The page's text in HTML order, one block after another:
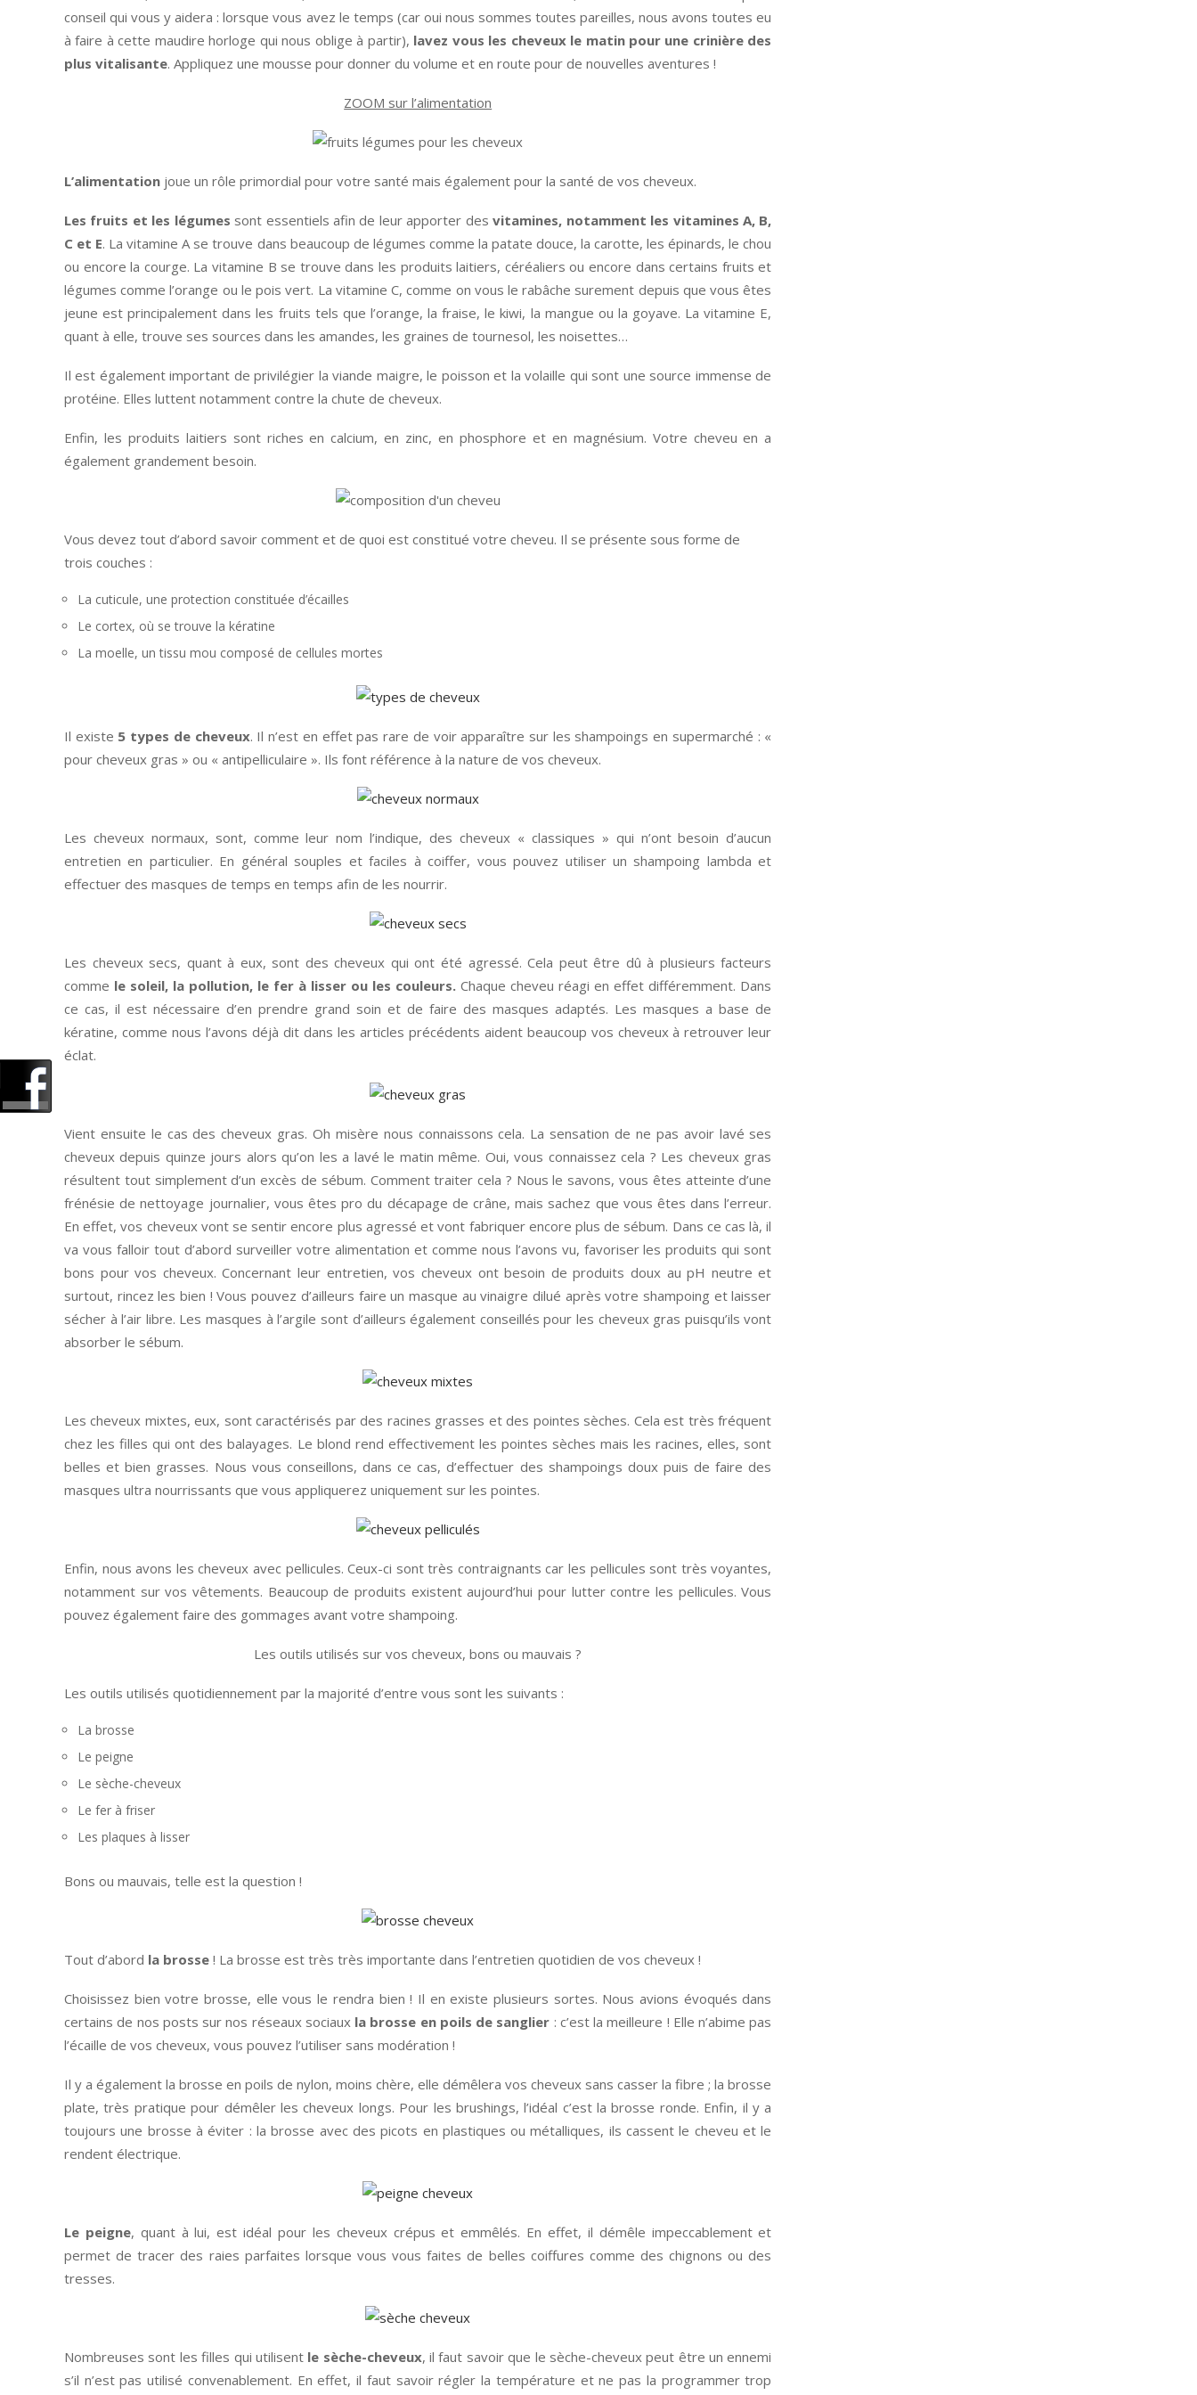
conseil qui vous y aidera : lorsque vous avez le temps (car oui nous sommes toutes pareilles, nous avons toutes eu
à faire à cette maudire horloge qui nous oblige à partir), lavez vous les cheveux le matin pour une crinière des
plus vitalisante. Appliquez une mousse pour donner du volume et en route pour de nouvelles aventures !
ZOOM sur l’alimentation
L’alimentation joue un rôle primordial pour votre santé mais également pour la santé de vos cheveux.
Les fruits et les légumes sont essentiels afin de leur apporter des vitamines, notamment les vitamines A, B,
C et E. La vitamine A se trouve dans beaucoup de légumes comme la patate douce, la carotte, les épinards, le chou
ou encore la courge. La vitamine B se trouve dans les produits laitiers, céréaliers ou encore dans certains fruits et
légumes comme l’orange ou le pois vert. La vitamine C, comme on vous le rabâche surement depuis que vous êtes
jeune est principalement dans les fruits tels que l’orange, la fraise, le kiwi, la mangue ou la goyave. La vitamine E,
quant à elle, trouve ses sources dans les amandes, les graines de tournesol, les noisettes…
Il est également important de privilégier la viande maigre, le poisson et la volaille qui sont une source immense de
protéine. Elles luttent notamment contre la chute de cheveux.
Enfin, les produits laitiers sont riches en calcium, en zinc, en phosphore et en magnésium. Votre cheveu en a
également grandement besoin.
Vous devez tout d’abord savoir comment et de quoi est constitué votre cheveu. Il se présente sous forme de
trois couches :
La cuticule, une protection constituée d’écailles
Le cortex, où se trouve la kératine
La moelle, un tissu mou composé de cellules mortes
Il existe 5 types de cheveux. Il n’est en effet pas rare de voir apparaître sur les shampoings en supermarché : «
pour cheveux gras » ou « antipelliculaire ». Ils font référence à la nature de vos cheveux.
Les cheveux normaux, sont, comme leur nom l’indique, des cheveux « classiques » qui n’ont besoin d’aucun
entretien en particulier. En général souples et faciles à coiffer, vous pouvez utiliser un shampoing lambda et
effectuer des masques de temps en temps afin de les nourrir.
Les cheveux secs, quant à eux, sont des cheveux qui ont été agressé. Cela peut être dû à plusieurs facteurs
comme le soleil, la pollution, le fer à lisser ou les couleurs. Chaque cheveu réagi en effet différemment. Dans
ce cas, il est nécessaire d’en prendre grand soin et de faire des masques adaptés. Les masques a base de
kératine, comme nous l’avons déjà dit dans les articles précédents aident beaucoup vos cheveux à retrouver leur
éclat.
Vient ensuite le cas des cheveux gras. Oh misère nous connaissons cela. La sensation de ne pas avoir lavé ses
cheveux depuis quinze jours alors qu’on les a lavé le matin même. Oui, vous connaissez cela ? Les cheveux gras
résultent tout simplement d’un excès de sébum. Comment traiter cela ? Nous le savons, vous êtes atteinte d’une
frénésie de nettoyage journalier, vous êtes pro du décapage de crâne, mais sachez que vous êtes dans l’erreur.
En effet, vos cheveux vont se sentir encore plus agressé et vont fabriquer encore plus de sébum. Dans ce cas là, il
va vous falloir tout d’abord surveiller votre alimentation et comme nous l’avons vu, favoriser les produits qui sont
bons pour vos cheveux. Concernant leur entretien, vos cheveux ont besoin de produits doux au pH neutre et
surtout, rincez les bien ! Vous pouvez d’ailleurs faire un masque au vinaigre dilué après votre shampoing et laisser
sécher à l’air libre. Les masques à l’argile sont d’ailleurs également conseillés pour les cheveux gras puisqu’ils vont
absorber le sébum.
Les cheveux mixtes, eux, sont caractérisés par des racines grasses et des pointes sèches. Cela est très fréquent
chez les filles qui ont des balayages. Le blond rend effectivement les pointes sèches mais les racines, elles, sont
belles et bien grasses. Nous vous conseillons, dans ce cas, d’effectuer des shampoings doux puis de faire des
masques ultra nourrissants que vous appliquerez uniquement sur les pointes.
Enfin, nous avons les cheveux avec pellicules. Ceux-ci sont très contraignants car les pellicules sont très voyantes,
notamment sur vos vêtements. Beaucoup de produits existent aujourd’hui pour lutter contre les pellicules. Vous
pouvez également faire des gommages avant votre shampoing.
Les outils utilisés sur vos cheveux, bons ou mauvais ?
Les outils utilisés quotidiennement par la majorité d’entre vous sont les suivants :
La brosse
Le peigne
Le sèche-cheveux
Le fer à friser
Les plaques à lisser
Bons ou mauvais, telle est la question !
Tout d’abord la brosse ! La brosse est très très importante dans l’entretien quotidien de vos cheveux !
Choisissez bien votre brosse, elle vous le rendra bien ! Il en existe plusieurs sortes. Nous avions évoqués dans
certains de nos posts sur nos réseaux sociauxla brosse en poils de sanglier : c’est la meilleure ! Elle n’abime pas
l’écaille de vos cheveux, vous pouvez l’utiliser sans modération !
Il y a également la brosse en poils de nylon, moins chère, elle démêlera vos cheveux sans casser la fibre ; la brosse
plate, très pratique pour démêler les cheveux longs. Pour les brushings, l’idéal c’est la brosse ronde. Enfin, il y a
toujours une brosse à éviter : la brosse avec des picots en plastiques ou métalliques, ils cassent le cheveu et le
rendent électrique.
Le peigne, quant à lui, est idéal pour les cheveux crépus et emmêlés. En effet, il démêle impeccablement et
permet de tracer des raies parfaites lorsque vous vous faites de belles coiffures comme des chignons ou des
tresses.
Nombreuses sont les filles qui utilisent le sèche-cheveux, il faut savoir que le sèche-cheveux peut être un ennemi
s’il n’est pas utilisé convenablement. En effet, il faut savoir régler la température et ne pas la programmer trop